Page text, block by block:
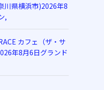
川県横浜市)2026年8
,
カフェ（ザ・サ
年8月6日グランド